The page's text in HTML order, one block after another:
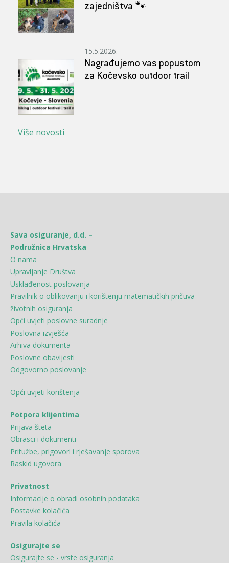
zajedništva 🐾
15.5.2026.
Nagrađujemo vas popustom
za Kočevsko outdoor trail
Više novosti
Sava osiguranje, d.d. –
Podružnica Hrvatska
O nama
Upravljanje Društva
Usklađenost poslovanja
Pravilnik o oblikovanju i korištenju matematičkih pričuva
životnih osiguranja
Opći uvjeti poslovne suradnje
Poslovna izvješća
Arhiva dokumenta
Poslovne obavijesti
Odgovorno poslovanje
Opći uvjeti korištenja
Potpora klijentima
Prijava šteta
Obrasci i dokumenti
Pritužbe, prigovori i rješavanje sporova
Raskid ugovora
Privatnost
Informacije o obradi osobnih podataka
Postavke kolačića
Pravila kolačića
Osigurajte se
Osigurajte se - vrste osiguranja